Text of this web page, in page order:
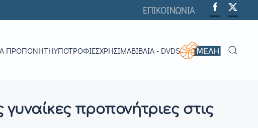
ΕΠΙΚΟΙΝΩΝΙΑ
ΠΡΟΠΟΝΗΤΉΥΠΟΤΡΟΦΊΕΣΧΡΗΣΙΜΑΒΙΒΛΊΑ - DVDS
προπονήτριες στις